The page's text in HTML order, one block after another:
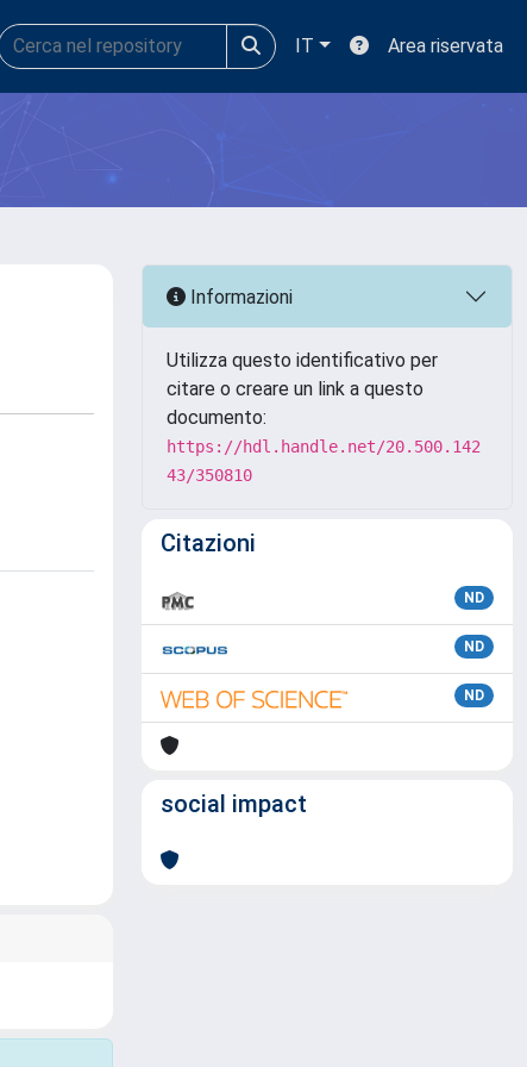
IT Area riservata
Informazioni
Utilizza questo identificativo per
citare o creare un link a questo
documento:
https://hdl.handle.net/20.500.142
43/350810
Citazioni
ND
ND
ND
social impact